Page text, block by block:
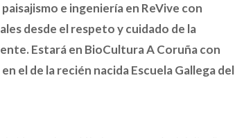
e ingeniería en ReVive con
desde el respeto y cuidado de la
Estará en BioCultura A Coruña con
el de la recién nacida Escuela Gallega del